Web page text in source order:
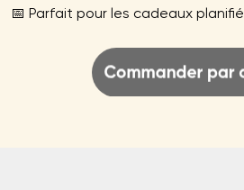
📅 Parfait pour les cadeaux